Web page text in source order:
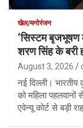
खेल/मनोरंजन
‘सिस्टम
शरण सिंह के बरी
August 3, 2026
नई दिल्ली।
को महिला
एवेन्यू कोर्ट से बड़ी